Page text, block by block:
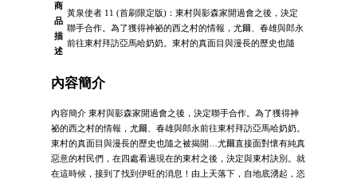
商
品
描
述
黃泉使者 11 (首刷限定版)：東村與影森家開過會之後，決定
聯手合作。為了獲得神祕的西之村的情報，尤爾、春雄與郎永
前往東村拜訪亞馬哈奶奶。東村的真面目與漫長的歷史也隨
內容簡介
內容簡介 東村與影森家開過會之後，決定聯手合作。為了獲得神
祕的西之村的情報，尤爾、春雄與郎永前往東村拜訪亞馬哈奶奶。
東村的真面目與漫長的歷史也隨之被揭開…尤爾直接面對懷有純真
惡意的村民們，在四處看過現在的東村之後，決定與東村訣別。就
在這時候，接到了找到伊旺的消息！由上天落下，自地底湧起，恣